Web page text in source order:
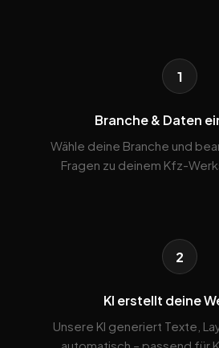
1
Branche & Daten
Wähle deine Branche und
Fragen zu deinem Kfz-
2
KI erstellt deine
Unsere KI generiert Texte,